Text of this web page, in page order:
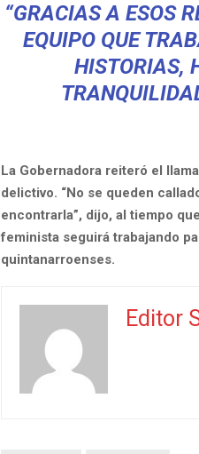
“GRACIAS A ESOS
EQUIPO QUE
HISTORIAS,
La Gobernadora reiteró el
delictivo. “No se queden
encontrarla”, dijo, al tiempo
feminista seguirá trabajando
quintanarroenses.
Editor